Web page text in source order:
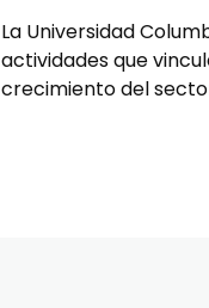
La Universidad
actividades que
crecimiento del